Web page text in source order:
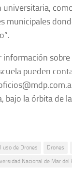
municipales
información
pueden
bajo la órbita de
uso de Drones Drones
Nacional de Mar del